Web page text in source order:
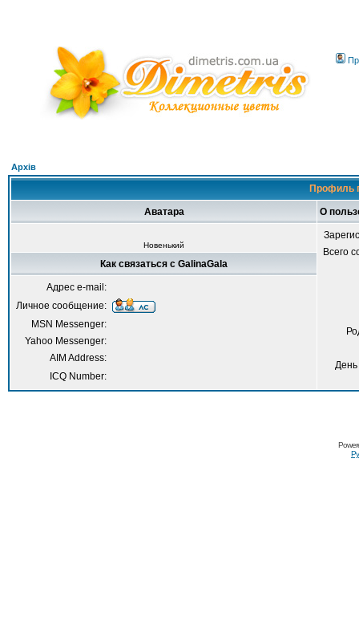
Архів
Профиль
Аватара О
Новенький
Всего
Как связаться с GalinaGala
Адрес e-mail:
Личное сообщение:
MSN Messenger:
Yahoo Messenger:
AIM Address:
ICQ Number: